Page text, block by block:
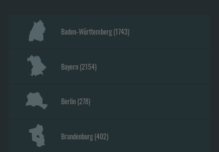
Baden-Württemberg(1743)
Bayern(2154)
Berlin(278)
Brandenburg(402)